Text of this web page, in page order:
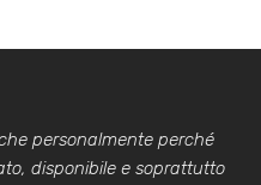
personalmente perché
disponibile e soprattutto